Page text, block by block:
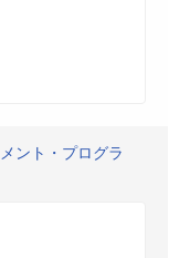
ント・プログラ